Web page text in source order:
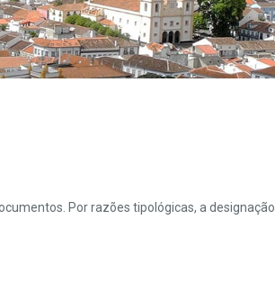
Por razões tipológicas, a designação